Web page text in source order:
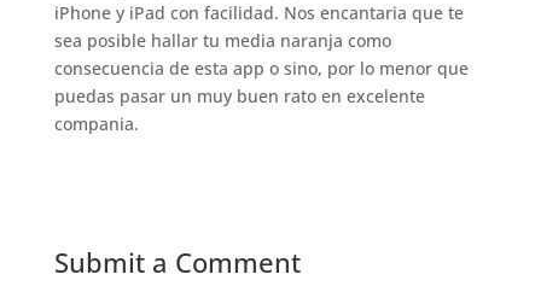
iPhone y iPad con facilidad. Nos encantari­a que te
sea posible hallar tu media naranja como
consecuencia de esta app o sino, por lo menor que
puedas pasar un muy buen rato en excelente
compania.
Submit a Comment